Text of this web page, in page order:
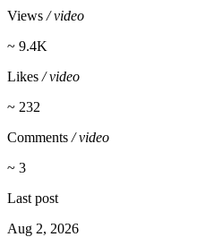
Views / video
~ 9.4K
Likes / video
~ 232
Comments / video
~ 3
Last post
Aug 2, 2026